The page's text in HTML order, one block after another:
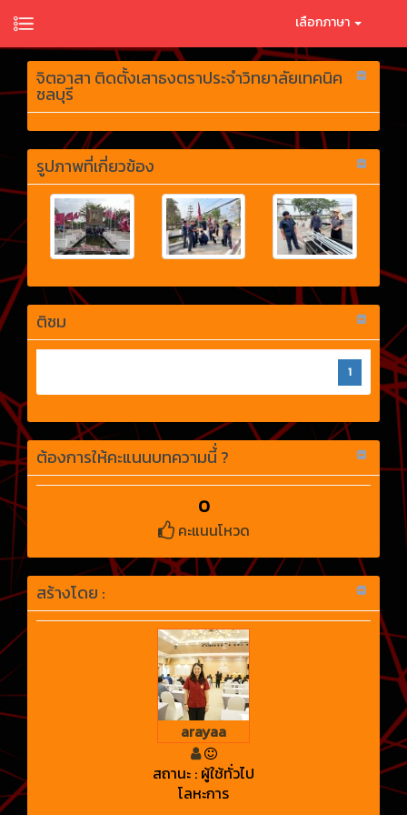
เลือกภาษา
จิตอาสา ติดตั้งเสาธงตราประจำวิทยาลัยเทคนิค
ชลบุรี
รูปภาพที่เกี่ยวข้อง
ติชม
1
ต้องการให้คะแนนบทความนี้่ ?
0
คะแนนโหวด
สร้างโดย :
arayaa
สถานะ : ผู้ใช้ทั่วไป
โลหะการ